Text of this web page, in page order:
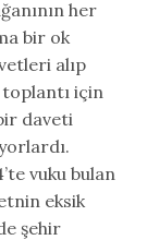
her
bir ok
alıp
için
daveti
vuku bulan
eksik
şehir